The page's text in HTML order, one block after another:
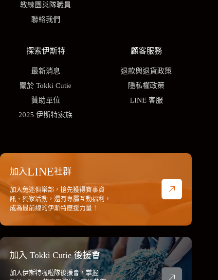
教練團與隊職員
聯絡我們
探索伊斯特
最新消息
關於 Tokki Cutie
贊助單位
2025 伊斯特家族
顧客服務
退款與退貨政策
隱私權政策
LINE 客服
加入LINE社群
加入兔迷俱樂部，搶先獲得賽事資
訊、獨家活動，還有專屬互動福利，
成為最前線的伊斯特應援力量！
加入 Tokki Cutie 後援會
加入伊斯特啦啦隊後援會，掌握